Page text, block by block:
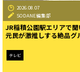
2026.08.07
SODANE編集部
JR稲積公園駅エリアで
元民が激推しする絶品
テレビ